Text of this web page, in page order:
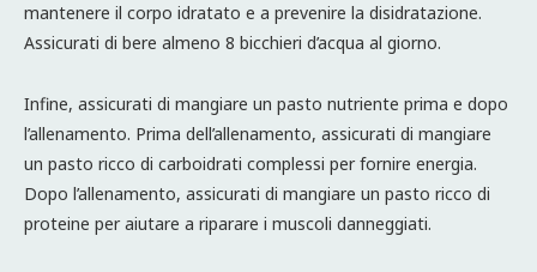
mantenere il corpo idratato e a prevenire la disidratazione.
Assicurati di bere almeno 8 bicchieri d’acqua al giorno.
Infine, assicurati di mangiare un pasto nutriente prima e dopo
l’allenamento. Prima dell’allenamento, assicurati di mangiare
un pasto ricco di carboidrati complessi per fornire energia.
Dopo l’allenamento, assicurati di mangiare un pasto ricco di
proteine per aiutare a riparare i muscoli danneggiati.